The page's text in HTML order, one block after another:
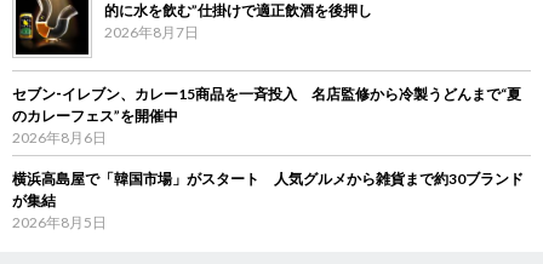
的に水を飲む”仕掛けで適正飲酒を後押し
2026年8月7日
セブン‐イレブン、カレー15商品を一斉投入 名店監修から冷製うどんまで“夏
のカレーフェス”を開催中
2026年8月6日
横浜高島屋で「韓国市場」がスタート 人気グルメから雑貨まで約30ブランド
が集結
2026年8月5日